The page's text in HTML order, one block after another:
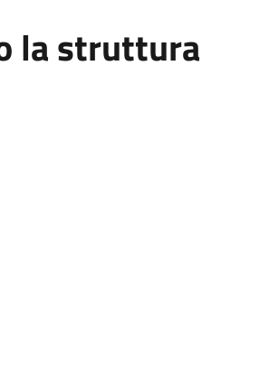
la struttura